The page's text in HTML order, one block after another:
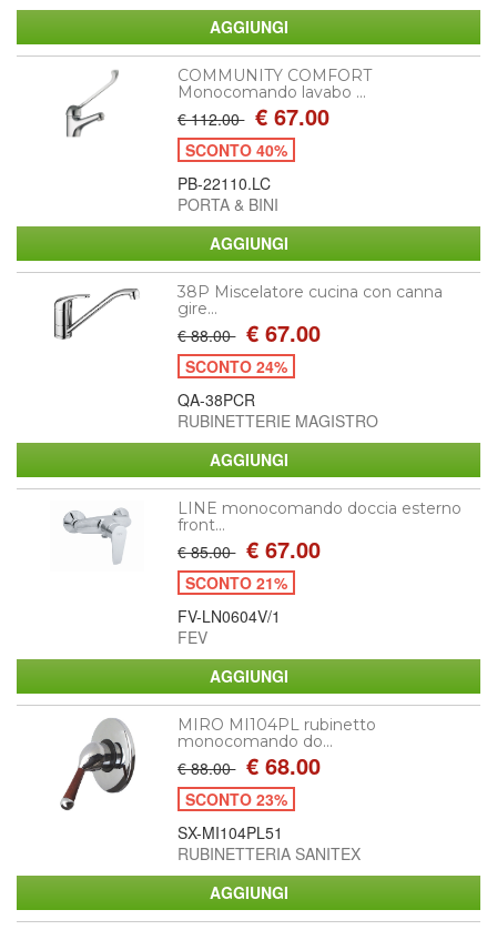
COMMUNITY COMFORT
Monocomando lavabo ...
€ 112.00 € 67.00
SCONTO 40%
PB-22110.LC
PORTA & BINI
38P Miscelatore cucina con canna
gire...
€ 88.00 € 67.00
SCONTO 24%
QA-38PCR
RUBINETTERIE MAGISTRO
LINE monocomando doccia esterno
front...
€ 85.00 € 67.00
SCONTO 21%
FV-LN0604V/1
FEV
MIRO MI104PL rubinetto
monocomando do...
€ 88.00 € 68.00
SCONTO 23%
SX-MI104PL51
RUBINETTERIA SANITEX